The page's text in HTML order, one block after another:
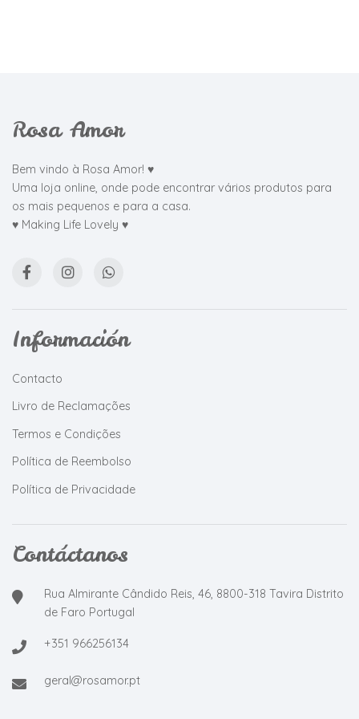
Rosa Amor
Bem vindo à Rosa Amor! ♥
Uma loja online, onde pode encontrar vários produtos para
os mais pequenos e para a casa.
♥ Making Life Lovely ♥
Información
Contacto
Livro de Reclamações
Termos e Condições
Política de Reembolso
Política de Privacidade
Contáctanos
Rua Almirante Cândido Reis, 46, 8800-318 Tavira Distrito
de Faro Portugal
+351 966256134
geral@rosamor.pt